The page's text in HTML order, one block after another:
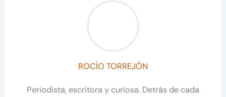
ROCÍO TORREJÓN
Periodista, escritora y curiosa. Detrás de cada